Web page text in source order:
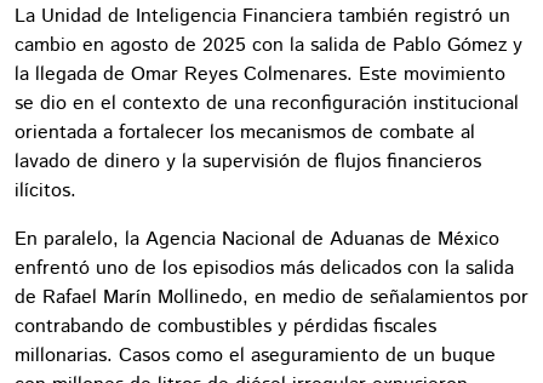
La Unidad de Inteligencia Financiera también registró un
cambio en agosto de 2025 con la salida de Pablo Gómez y
la llegada de Omar Reyes Colmenares. Este movimiento
se dio en el contexto de una reconfiguración institucional
orientada a fortalecer los mecanismos de combate al
lavado de dinero y la supervisión de flujos financieros
ilícitos.
En paralelo, la Agencia Nacional de Aduanas de México
enfrentó uno de los episodios más delicados con la salida
de Rafael Marín Mollinedo, en medio de señalamientos por
contrabando de combustibles y pérdidas fiscales
millonarias. Casos como el aseguramiento de un buque